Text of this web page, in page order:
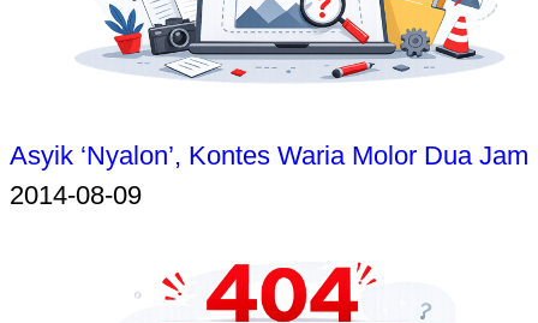
Asyik ‘Nyalon’, Kontes Waria Molor Dua Jam
2014-08-09